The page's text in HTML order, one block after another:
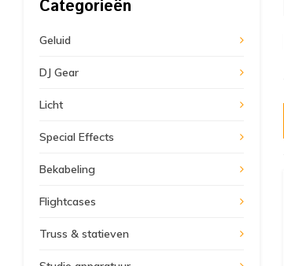
Categorieën
Geluid
DJ Gear
Licht
Special Effects
Bekabeling
Flightcases
Truss & statieven